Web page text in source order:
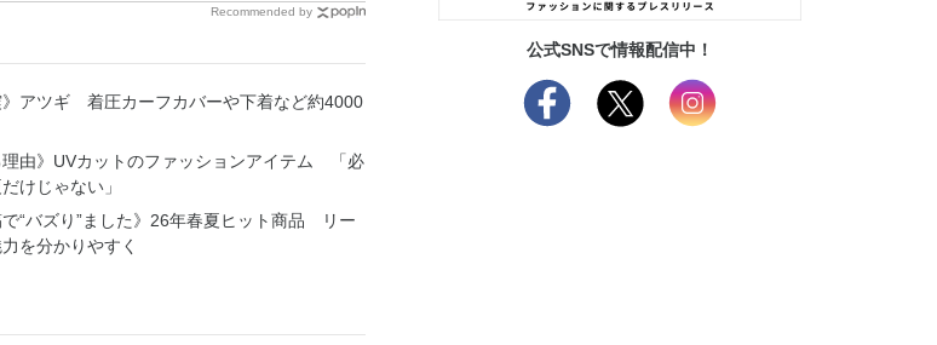
Recommended by
》アツギ 着圧カーフカバーや下着など約4000
理由》UVカットのファッションアイテム 「必
けじゃない」
で“バズり”ました》26年春夏ヒット商品 リー
を分かりやすく
公式SNSで情報配信中！